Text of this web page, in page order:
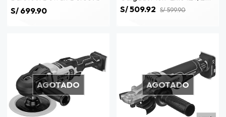
S/ 699.90
Dewalt Dcb205-K1
S/ 509.92 S/ 599.90
AGOTADO AGOTADO